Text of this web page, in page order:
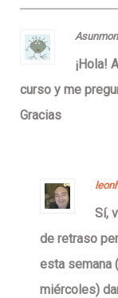
¡Hola!
curso y me
Gracias
Sí,
de retraso
esta semana
miércoles)